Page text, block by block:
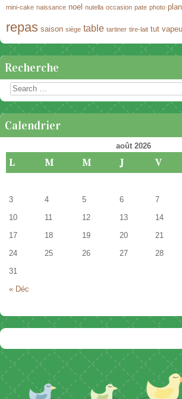
mini-cake naissance noel nutella occasion pate photo plan
repas saison siège table tartiner tire-lait tut
Recherche
Rechercher
Calendrier
août 2026
L M M J V
« Déc
3 4 5 6 7
10 11 12 13 14
17 18 19 20 21
24 25 26 27 28
31